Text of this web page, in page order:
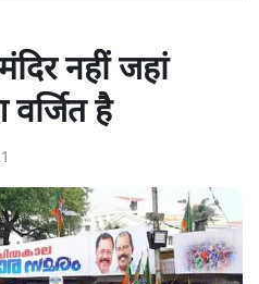
नहीं जहां
है